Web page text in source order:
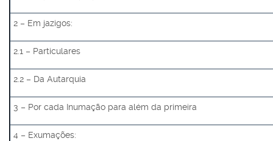
2 – Em jazigos:
2.1 – Particulares
2.2 – Da Autarquia
3 – Por cada Inumação para além da primeira
4 – Exumações: